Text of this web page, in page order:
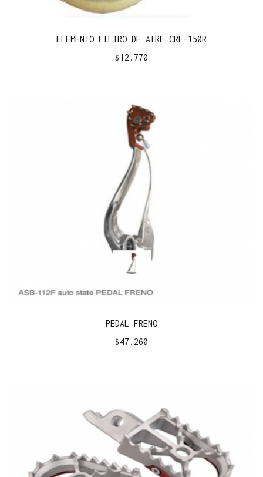
ELEMENTO FILTRO DE AIRE CRF-150R
$12.770
PEDAL FRENO
$47.260